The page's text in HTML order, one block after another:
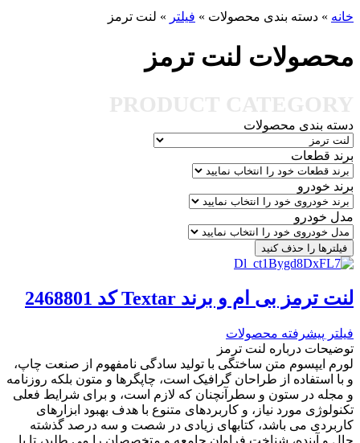
خانه » دسته بندی محصولات » فیلتر » لنت ترمز
محصولات لنت ترمز
دسته بندی محصولات
برند قطعات
برند خودرو
مدل خودرو
فیلترها را حذف کنید
لنت ترمز بی ام و برند Textar کد 2468801
فیلتر پیشرفته محصولات
توضیحات درباره لنت ترمز
لورم ایپسوم متن ساختگی با تولید سادگی نامفهوم از صنعت چاپ،
و با استفاده از طراحان گرافیک است، چاپگرها و متون بلکه روزنامه
و مجله در ستون و سطرآنچنان که لازم است، و برای شرایط فعلی
تکنولوژی مورد نیاز، و کاربردهای متنوع با هدف بهبود ابزارهای
کاربردی می باشد، کتابهای زیادی در شصت و سه درصد گذشته
حال و آینده، شناخت فراوان جامعه و متخصصان را می طلبد، تا با